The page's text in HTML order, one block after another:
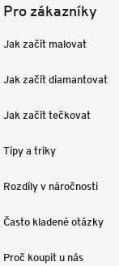
Pro zákazníky
Jak začít malovat
Jak začít diamantovat
Jak začít tečkovat
Tipy a triky
Rozdíly v náročnosti
Často kladené otázky
Proč koupit u nás